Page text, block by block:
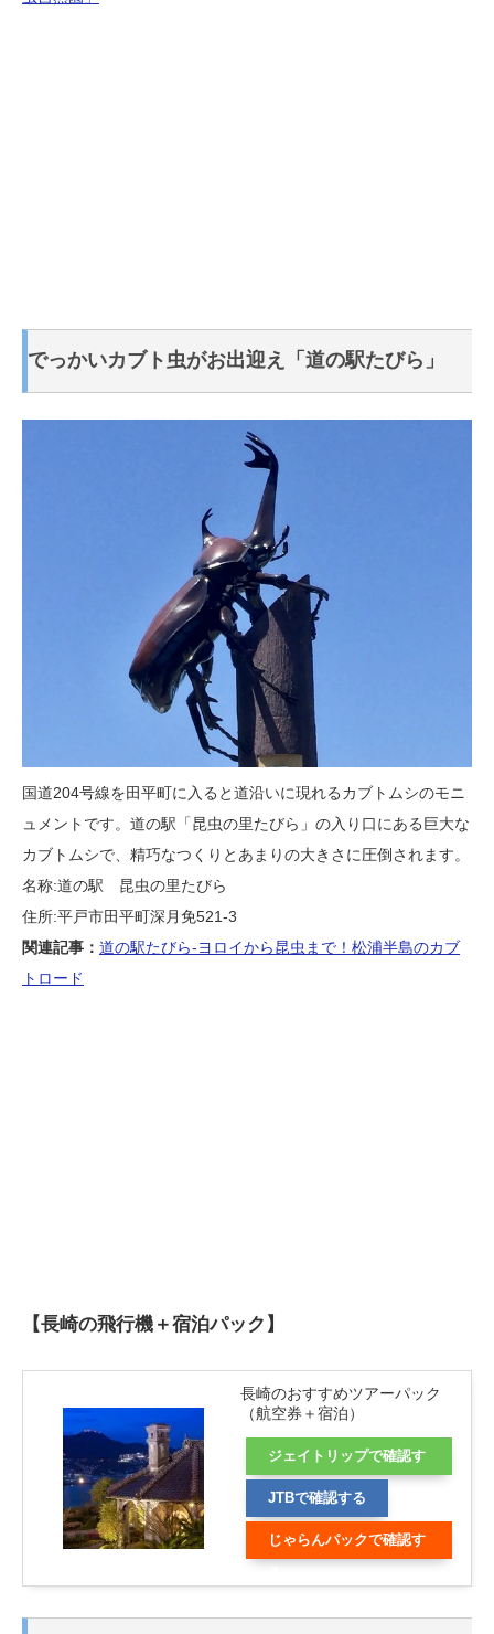
でっかいカブト虫がお出迎え「道の駅たびら」
国道204号線を田平町に入ると道沿いに現れるカブトムシのモニ
ュメントです。道の駅「昆虫の里たびら」の入り口にある巨大な
カブトムシで、精巧なつくりとあまりの大きさに圧倒されます。
名称:道の駅 昆虫の里たびら
住所:平戸市田平町深月免521-3
関連記事： 道の駅たびら-ヨロイから昆虫まで！松浦半島のカブ
トロード
【長崎の飛行機＋宿泊パック】
長崎のおすすめツアーパック
（航空券＋宿泊）
ジェイトリップで確認す
る
JTBで確認する
じゃらんパックで確認す